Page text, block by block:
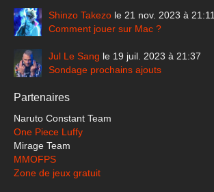
Shinzo Takezo le 21 nov. 2023 à 21:11
Comment jouer sur Mac ?
Jul Le Sang le 19 juil. 2023 à 21:37
Sondage prochains ajouts
Partenaires
Naruto Constant Team
One Piece Luffy
Mirage Team
MMOFPS
Zone de jeux gratuit